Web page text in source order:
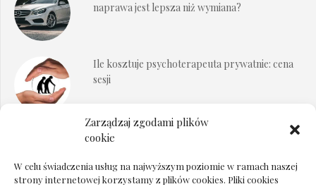
Zarządzaj zgodami plików
cookie
W celu świadczenia usług na najwyższym poziomie w ramach naszej
strony internetowej korzystamy z plików cookies. Pliki cookies
naprawa jest lepsza niż wymiana?
Ile kosztuje psychoterapeuta prywatnie: cena
sesji
Dokumenty do odbioru przy zmianie biura